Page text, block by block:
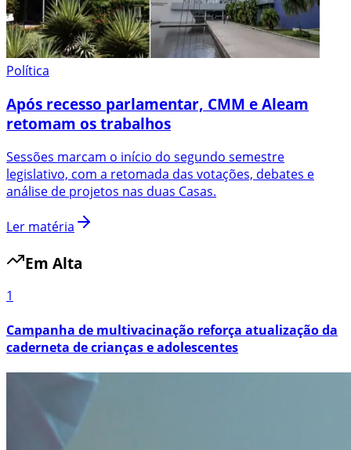
Política
Após recesso parlamentar, CMM e Aleam
retomam os trabalhos
Sessões marcam o início do segundo semestre
legislativo, com a retomada das votações, debates e
análise de projetos nas duas Casas.
Ler matéria
Em Alta
1
Campanha de multivacinação reforça atualização da
caderneta de crianças e adolescentes